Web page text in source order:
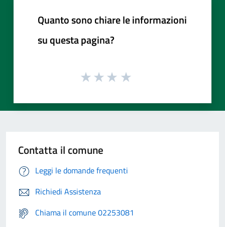
Quanto sono chiare le informazioni
su questa pagina?
Contatta il comune
Leggi le domande frequenti
Richiedi Assistenza
Chiama il comune 02253081